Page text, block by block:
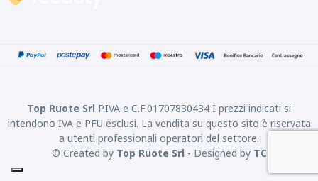
Top Ruote Srl P.IVA e C.F.01707830434 I prezzi indicati si
intendono IVA e PFU esclusi. La vendita su questo sito è riservata
a utenti professionali operatori del settore.
© Created by Top Ruote Srl - Designed by TC